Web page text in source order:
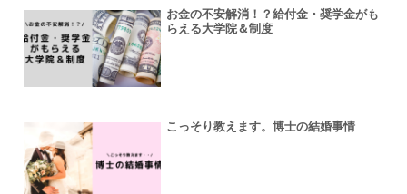
お金の不安解消！？給付金・奨学金がも
らえる大学院＆制度
こっそり教えます。博士の結婚事情